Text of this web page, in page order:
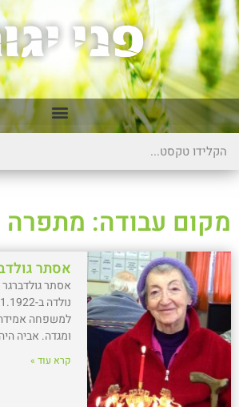
מקום עבודה: מתפרה
אסתר
אסתר
למשפחה
ומגדה. אביה
קרא עוד »